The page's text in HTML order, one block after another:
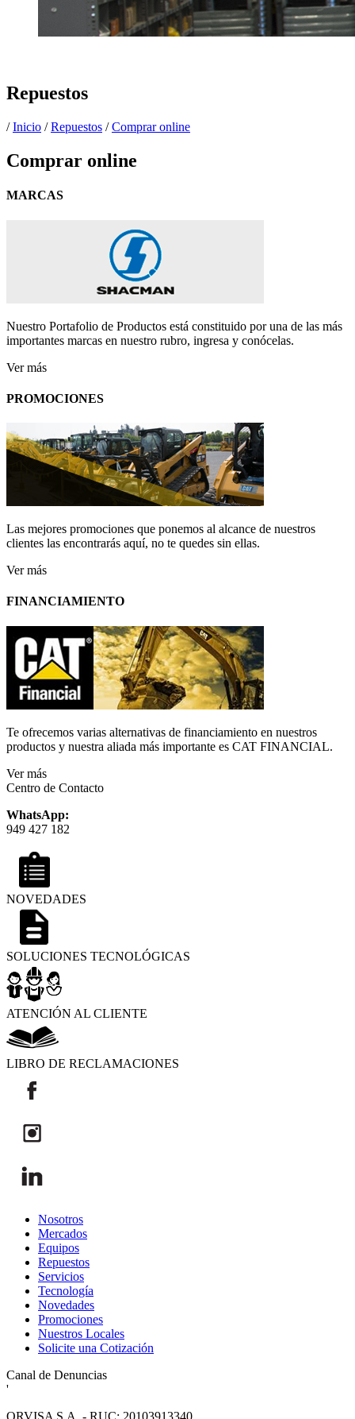
Repuestos
/Inicio /Repuestos /Comprar online
Comprar online
MARCAS
Nuestro Portafolio de Productos está constituido por una de las más
importantes marcas en nuestro rubro, ingresa y conócelas.
Ver más
PROMOCIONES
Las mejores promociones que ponemos al alcance de nuestros
clientes las encontrarás aquí, no te quedes sin ellas.
Ver más
FINANCIAMIENTO
Te ofrecemos varias alternativas de financiamiento en nuestros
productos y nuestra aliada más importante es CAT FINANCIAL.
Ver más
Centro de Contacto
WhatsApp:
949 427 182
NOVEDADES
SOLUCIONES TECNOLÓGICAS
ATENCIÓN AL CLIENTE
LIBRO DE RECLAMACIONES
Nosotros
Mercados
Equipos
Repuestos
Servicios
Tecnología
Novedades
Promociones
Nuestros Locales
Solicite una Cotización
Canal de Denuncias
'
ORVISA S.A. - RUC: 20103913340